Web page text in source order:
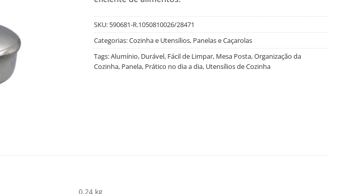
SKU: 590681-R.1050810026/28471
Categorias:Cozinha e Utensílios, Panelas e Caçarolas
Tags:Alumínio, Durável, Fácil de Limpar, Mesa Posta,Organização da
Cozinha, Panela, Prático no dia a dia, Utensílios de Cozinha
0,24 kg